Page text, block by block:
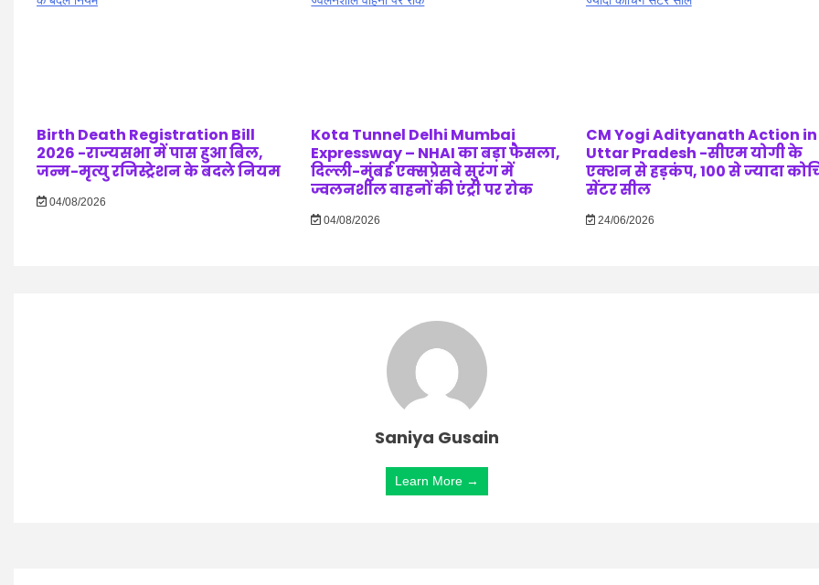
Birth Death Registration Bill
2026 -राज्यसभा में पास हुआ बिल,
जन्म-मृत्यु रजिस्ट्रेशन के बदले नियम
04/08/2026
Kota Tunnel Delhi Mumbai
Expressway – NHAI का बड़ा फैसला,
दिल्ली-मुंबई एक्सप्रेसवे सुरंग में
ज्वलनशील वाहनों की एंट्री पर रोक
04/08/2026
CM Yogi Adityanath Action in
Uttar Pradesh -सीएम योगी के
एक्शन से हड़कंप, 100 से ज्यादा
सेंटर सील
24/06/2026
Saniya Gusain
Learn More →